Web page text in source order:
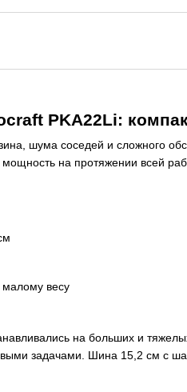
PKA22Li:
шума соседей и сложного
на протяжении всей
малому весу
на больших и
задачами. Шина 15,2 см с